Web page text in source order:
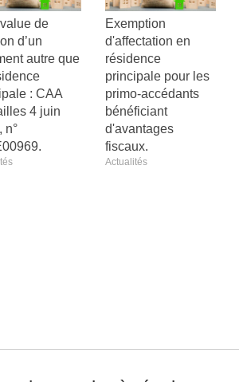
de
d’un
autre que
: CAA
4 juin
n°
Exemption
d'affectation en
résidence
principale pour les
primo-accédants
bénéficiant
d'avantages
fiscaux.
Actualités